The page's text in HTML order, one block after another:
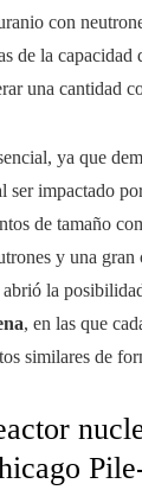
con
de la capacidad
una cantidad
ya que
ser impactado
de tamaño
y una gran
la
, en las que
similares de